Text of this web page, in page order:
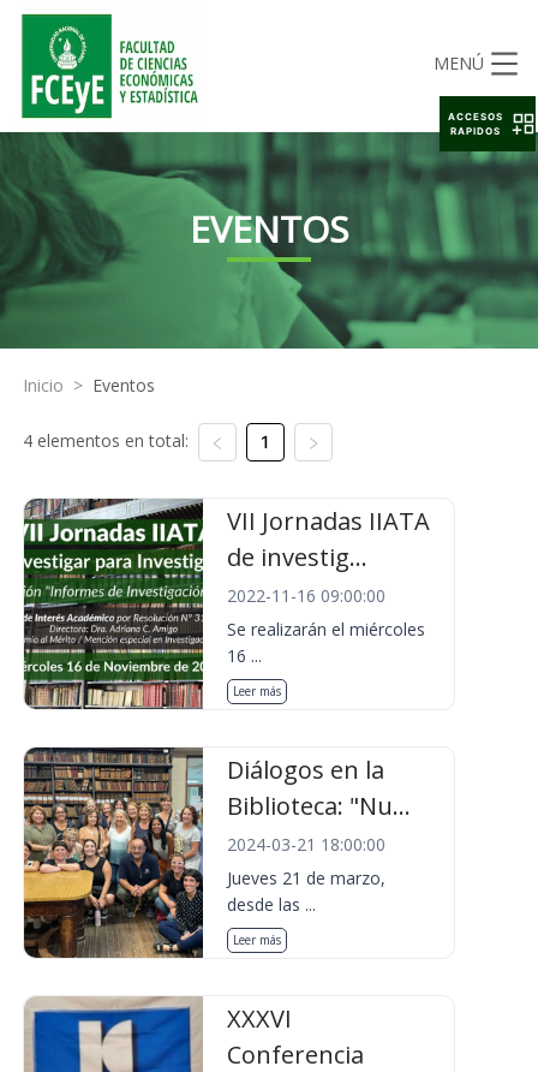
MENÚ
EVENTOS
Inicio > Eventos
4 elementos en total: 1
VII Jornadas IIATA
de investig...
2022-11-16 09:00:00
Se realizarán el miércoles
16 ...
Leer más
Diálogos en la
Biblioteca: "Nu...
2024-03-21 18:00:00
Jueves 21 de marzo,
desde las ...
Leer más
XXXVI
Conferencia
ACCESOS
RAPIDOS